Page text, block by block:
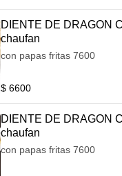
DIENTE DE DRAGON
chaufan
con papas fritas 7600
$ 6600
DIENTE DE DRAGON
chaufan
con papas fritas 7600